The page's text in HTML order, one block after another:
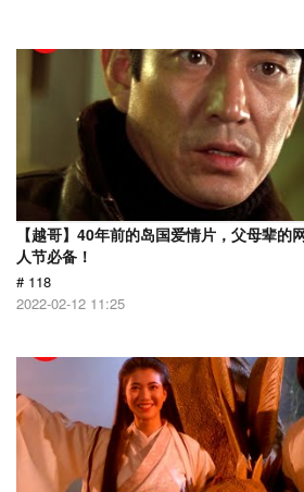
【越哥】40年前的岛国爱情片，父母辈的
人节必备！
# 118
2022-02-12 11:25